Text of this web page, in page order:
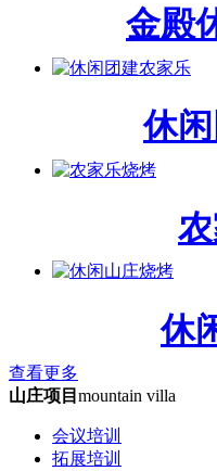
金殿
休
休
查看更多
山庄项目 mountain villa
会议培训
拓展培训